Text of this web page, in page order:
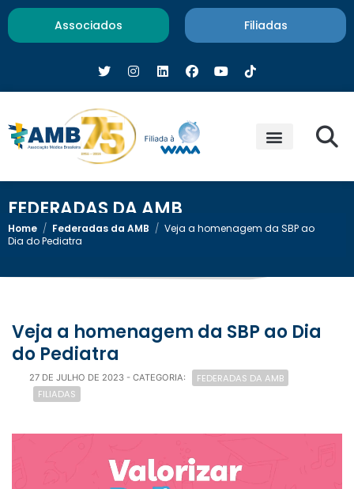
Associados Filiadas
FEDERADAS DA AMB
Home / Federadas da AMB / Veja a homenagem da SBP ao
Dia do Pediatra
Veja a homenagem da SBP ao Dia
do Pediatra
27 DE JULHO DE 2023 - CATEGORIA:
FEDERADAS DA AMB
FILIADAS